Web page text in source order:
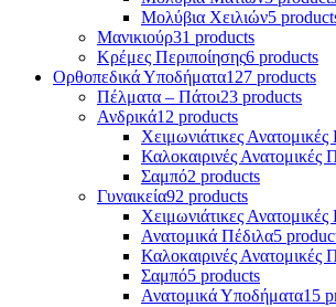
Μολύβια Χειλιών5
Μανικιούρ31 products
Κρέμες Περιποίησης6 products
Ορθοπεδικά Υποδήματα127 products
Πέλματα – Πάτοι23 products
Ανδρικά12 products
Χειμωνιάτικες
Καλοκαιρινές Ανατομικές
Σαμπό2 products
Γυναικεία92 products
Χειμωνιάτικες
Ανατομικά Πέδιλα5
Καλοκαιρινές Ανατομικές
Σαμπό5 products
Ανατομικά Υποδήματα15